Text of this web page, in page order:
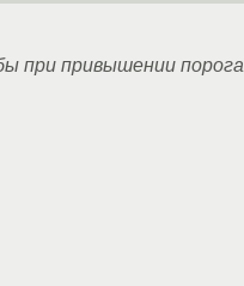
при привышении порога